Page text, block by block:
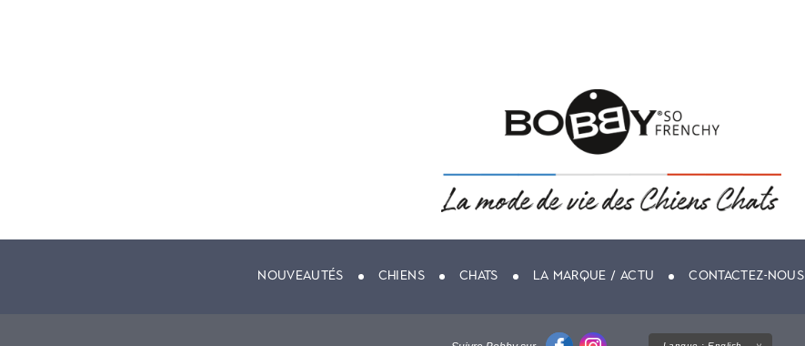
NOUVEAUTÉS CHIENS CHATS LA MARQUE / ACTU CONTACTEZ-NOUS